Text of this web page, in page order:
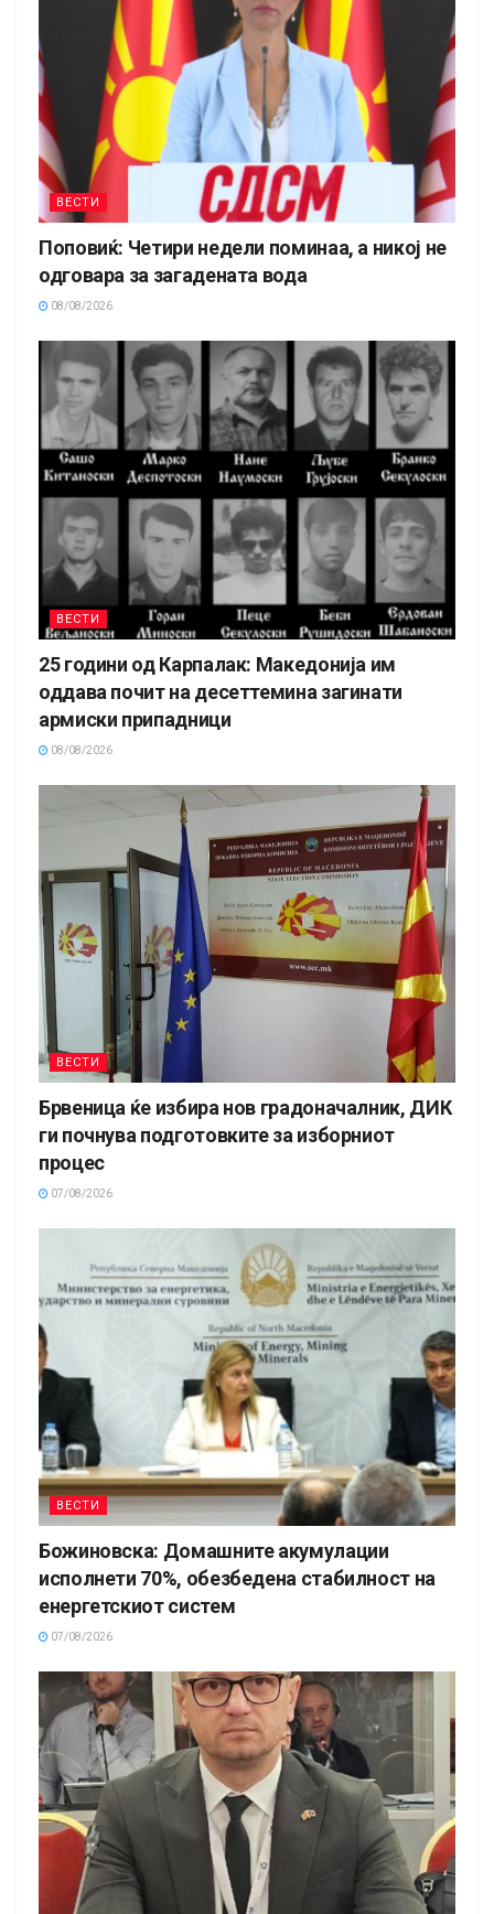
ВЕСТИ
Поповиќ: Четири недели поминаа, а никој не
одговара за загадената вода
08/08/2026
ВЕСТИ
25 години од Карпалак: Македонија им
оддава почит на десеттемина загинати
армиски припадници
08/08/2026
ВЕСТИ
Брвеница ќе избира нов градоначалник, ДИК
ги почнува подготовките за изборниот
процес
07/08/2026
ВЕСТИ
Божиновска: Домашните акумулации
исполнети 70%, обезбедена стабилност на
енергетскиот систем
07/08/2026